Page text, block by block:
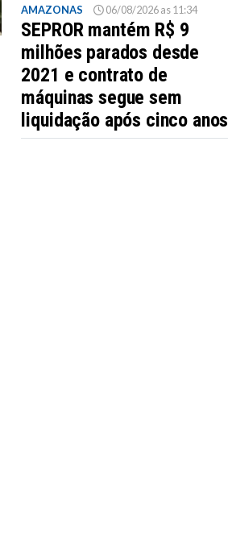
AMAZONAS 06/08/2026 as 11:34
SEPROR mantém R$ 9
milhões parados desde
2021 e contrato de
máquinas segue sem
liquidação após cinco anos